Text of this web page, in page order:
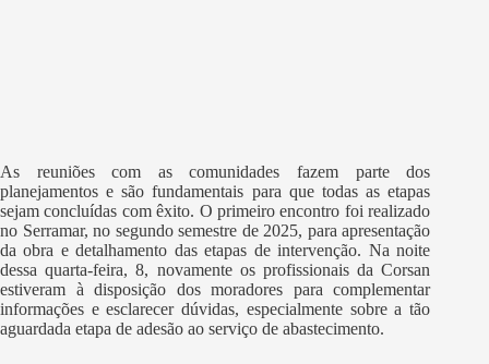
As reuniões com as comunidades fazem parte dos
planejamentos e são fundamentais para que todas as etapas
sejam concluídas com êxito. O primeiro encontro foi realizado
no Serramar, no segundo semestre de 2025, para apresentação
da obra e detalhamento das etapas de intervenção. Na noite
dessa quarta-feira, 8, novamente os profissionais da Corsan
estiveram à disposição dos moradores para complementar
informações e esclarecer dúvidas, especialmente sobre a tão
aguardada etapa de adesão ao serviço de abastecimento.